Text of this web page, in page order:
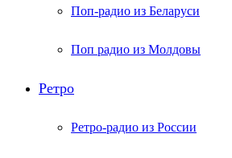
Поп-радио из Беларуси
Поп радио из Молдовы
Ретро
Ретро-радио из России